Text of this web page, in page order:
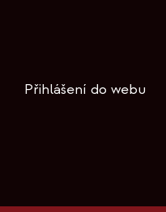
Přihlášení do webu